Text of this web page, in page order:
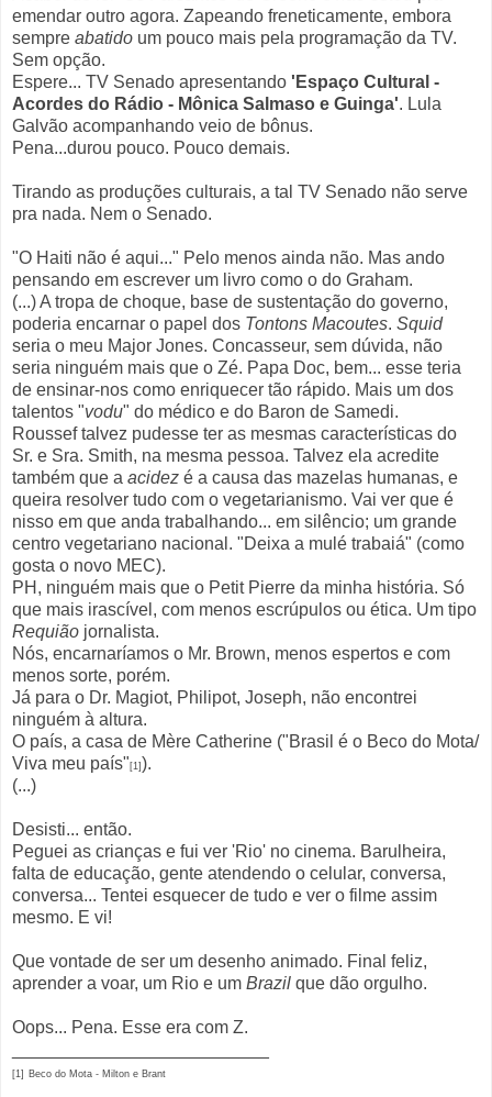
emendar outro agora. Zapeando freneticamente, embora
sempre abatido um pouco mais pela programação da TV.
Sem opção.
Espere... TV Senado apresentando 'Espaço Cultural -
Acordes do Rádio - Mônica Salmaso e Guinga'. Lula
Galvão acompanhando veio de bônus.
Pena...durou pouco. Pouco demais.
Tirando as produções culturais, a tal TV Senado não serve
pra nada. Nem o Senado.
"O Haiti não é aqui..." Pelo menos ainda não. Mas ando
pensando em escrever um livro como o do Graham.
(...) A tropa de choque, base de sustentação do governo,
poderia encarnar o papel dos Tontons Macoutes. Squid
seria o meu Major Jones. Concasseur, sem dúvida, não
seria ninguém mais que o Zé. Papa Doc, bem... esse teria
de ensinar-nos como enriquecer tão rápido. Mais um dos
talentos "vodu" do médico e do Baron de Samedi.
Roussef talvez pudesse ter as mesmas características do
Sr. e Sra. Smith, na mesma pessoa. Talvez ela acredite
também que a acidez é a causa das mazelas humanas, e
queira resolver tudo com o vegetarianismo. Vai ver que é
nisso em que anda trabalhando... em silêncio; um grande
centro vegetariano nacional. "Deixa a mulé trabaiá" (como
gosta o novo MEC).
PH, ninguém mais que o Petit Pierre da minha história. Só
que mais irascível, com menos escrúpulos ou ética. Um tipo
Requião jornalista.
Nós, encarnaríamos o Mr. Brown, menos espertos e com
menos sorte, porém.
Já para o Dr. Magiot, Philipot, Joseph, não encontrei
ninguém à altura.
O país, a casa de Mère Catherine ("Brasil é o Beco do Mota/
Viva meu país" [1] ).
(...)
Desisti... então.
Peguei as crianças e fui ver 'Rio' no cinema. Barulheira,
falta de educação, gente atendendo o celular, conversa,
conversa... Tentei esquecer de tudo e ver o filme assim
mesmo. E vi!
Que vontade de ser um desenho animado. Final feliz,
aprender a voar, um Rio e um Brazil que dão orgulho.
Oops... Pena. Esse era com Z.
[1] Beco do Mota - Milton e Brant